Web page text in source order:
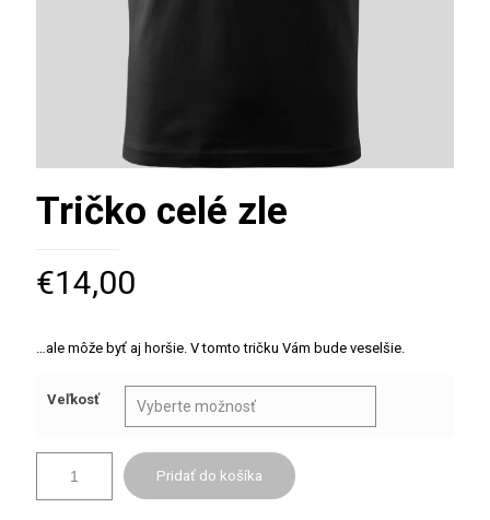
Tričko celé zle
€14,00
…ale môže byť aj horšie. V tomto tričku Vám bude veselšie.
Veľkosť
Pridať do košíka